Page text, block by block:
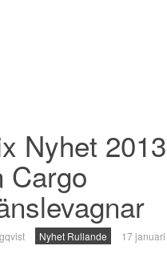
Nyhet 2013
Cargo
Nyhet Rullande
17